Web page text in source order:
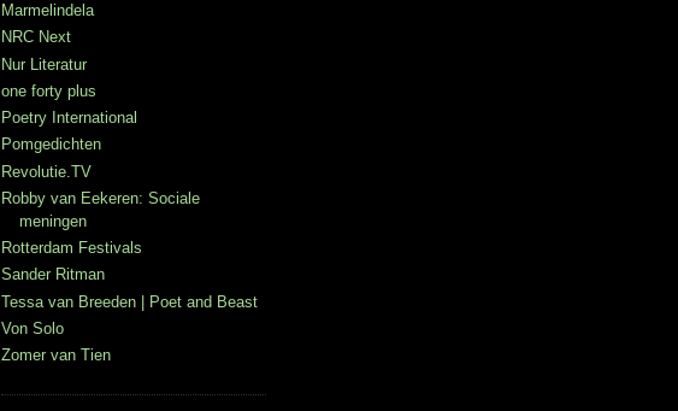
Marmelindela
NRC Next
Nur Literatur
one forty plus
Poetry International
Pomgedichten
Revolutie.TV
Robby van Eekeren: Sociale
meningen
Rotterdam Festivals
Sander Ritman
Tessa van Breeden | Poet and Beast
Von Solo
Zomer van Tien